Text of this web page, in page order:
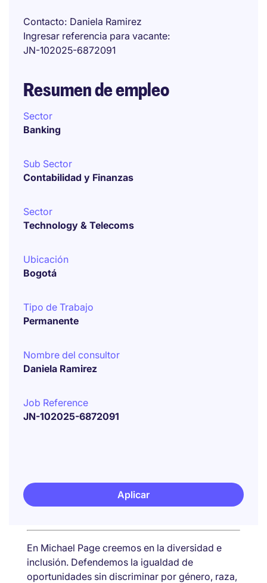
Contacto Daniela Ramirez
Ingresar referencia para vacante
JN-102025-6872091
Resumen de empleo
Sector
Banking
Sub Sector
Contabilidad y Finanzas
Sector
Technology & Telecoms
Ubicación
Bogotá
Tipo de Trabajo
Permanente
Nombre del consultor
Daniela Ramirez
Job Reference
JN-102025-6872091
Aplicar
En Michael Page creemos en la diversidad e
inclusión. Defendemos la igualdad de
oportunidades sin discriminar por género, raza,